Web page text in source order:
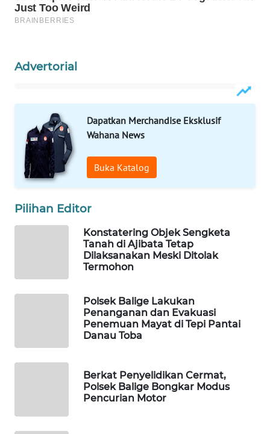
Advertorial
Dapatkan Merchandise Eksklusif
Wahana News
Buka Katalog
Pilihan Editor
Konstatering Objek Sengketa
Tanah di Ajibata Tetap
Dilaksanakan Meski Ditolak
Termohon
Polsek Balige Lakukan
Penanganan dan Evakuasi
Penemuan Mayat di Tepi Pantai
Danau Toba
Berkat Penyelidikan Cermat,
Polsek Balige Bongkar Modus
Pencurian Motor
Wahana
KONSUMEN
LISTRIK
MASYARAKAT
KELISTRIKAN
WALINKI
ID
ID
WATCH
LPKKI